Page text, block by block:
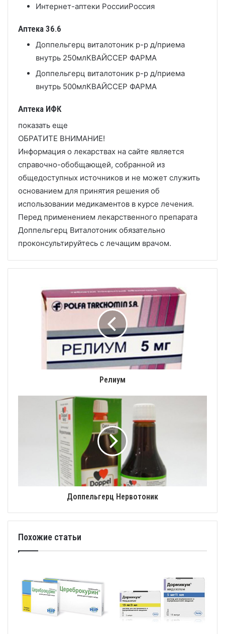
Интернет-аптеки РоссииРоссия
Аптека 36.6
Доппельгерц виталотоник р-р д/приема
внутрь 250млКВАЙССЕР ФАРМА
Доппельгерц виталотоник р-р д/приема
внутрь 500млКВАЙССЕР ФАРМА
Аптека ИФК
показать еще
ОБРАТИТЕ ВНИМАНИЕ!
Информация о лекарствах на сайте является
справочно-обобщающей, собранной из
общедоступных источников и не может служить
основанием для принятия решения об
использовании медикаментов в курсе лечения.
Перед применением лекарственного препарата
Доппельгерц Виталотоник обязательно
проконсультируйтесь с лечащим врачом.
Релиум
Доппельгерц Нервотоник
Похожие статьи